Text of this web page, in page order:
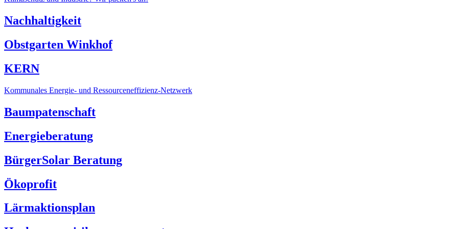
Nachhaltigkeit
Obstgarten Winkhof
KERN
Kommunales Energie- und Ressourceneffizienz-Netzwerk
Baumpatenschaft
Energieberatung
BürgerSolar Beratung
Ökoprofit
Lärmaktionsplan